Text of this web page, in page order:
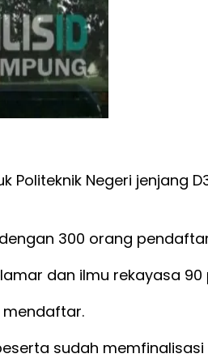
Negeri jenjang
300 orang
dan ilmu rekayasa 90
mendaftar.
sudah